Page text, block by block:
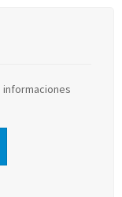
informaciones